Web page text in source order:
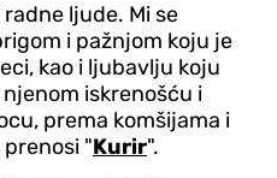
ljude. Mi se
i pažnjom koju je
kao i ljubavlju koju
iskrenošću i
prema komšijama i
"Kurir".